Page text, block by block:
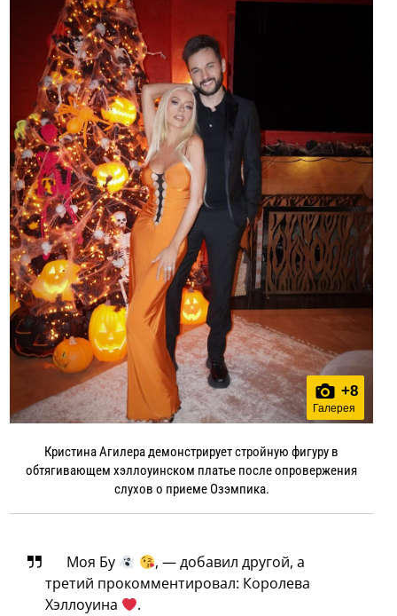
+8
Галерея
Кристина Агилера демонстрирует стройную фигуру в
обтягивающем хэллоуинском платье после опровержения
слухов о приеме Озэмпика.
Моя Бу
, — добавил другой, а
третий прокомментировал: Королева
Хэллоуина
.